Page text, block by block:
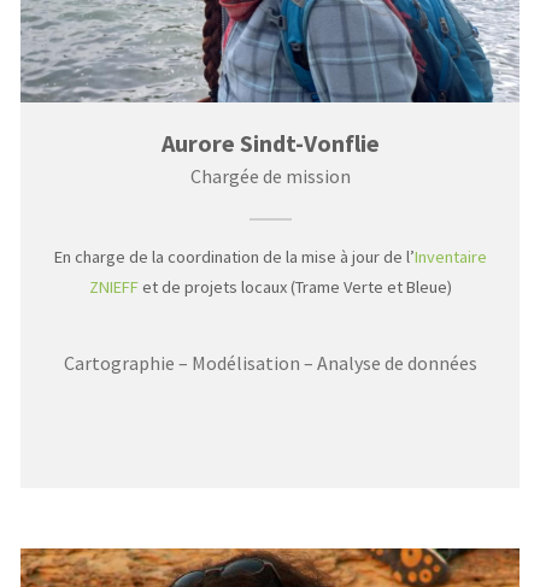
Aurore Sindt-Vonflie
Chargée de mission
En charge de la coordination de la mise à jour de l’Inventaire
ZNIEFFet de projets locaux (Trame Verte et Bleue)
Cartographie – Modélisation – Analyse de données